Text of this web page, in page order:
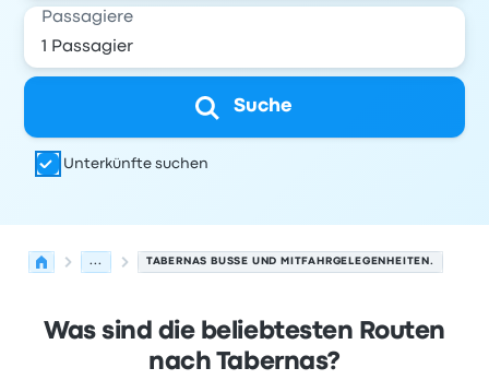
Passagiere
Suche
Unterkünfte suchen
... TABERNAS BUSSE UND MITFAHRGELEGENHEITEN.
Was sind die beliebtesten Routen
nach Tabernas?